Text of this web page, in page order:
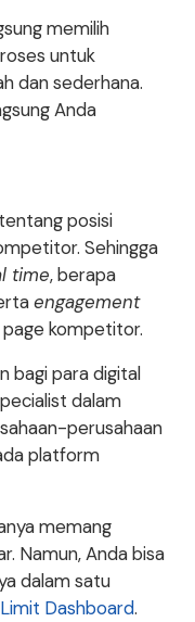
memilih
untuk
dan sederhana.
Anda
posisi
Sehingga
time, berapa
engagement
kompetitor.
bagi para digital
dalam
perusahaan
platform
memang
Namun, Anda bisa
dalam satu
Dashboard.